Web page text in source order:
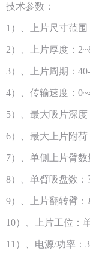
技术参数：
1）、上片尺寸范围
2）、上片厚度：
3）、上片周期：
4）、传输速度：
5）、最大吸片深度
6）、最大上片附荷
7）、单侧上片臂数
8）、单臂吸盘数：
9）、上片翻转臂：
10）、上片工位：
11）、电源/功率：